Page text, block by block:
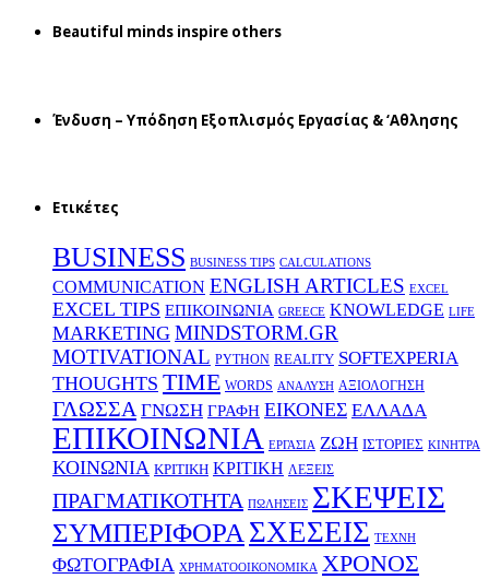
Beautiful minds inspire others
Ένδυση – Υπόδηση Εξοπλισμός Εργασίας & ‘Aθλησης
Ετικέτες
BUSINESS BUSINESS TIPS CALCULATIONS
COMMUNICATION ENGLISH ARTICLES EXCEL
EXCEL TIPS EΠΙΚΟΙΝΩΝΙΑ GREECE KNOWLEDGE LIFE
MARKETING MINDSTORM.GR
MOTIVATIONAL PYTHON REALITY SOFTEXPERIA
THOUGHTS TIME WORDS ΑΝΑΛΥΣΗ ΑΞΙΟΛΟΓΗΣΗ
ΓΛΩΣΣΑ ΓΝΩΣΗ ΓΡΑΦΗ ΕΙΚΟΝΕΣ ΕΛΛΑΔΑ
ΕΠΙΚΟΙΝΩΝΙΑ ΕΡΓΑΣΙΑ ΖΩΗ ΙΣΤΟΡΙΕΣ ΚΙΝΗΤΡΑ
ΚΟΙΝΩΝΙΑ ΚΡΙΤΙΚΗ ΚΡΙΤΙΚΗ ΛΕΞΕΙΣ
ΠΡΑΓΜΑΤΙΚΟΤΗΤΑ ΠΩΛΗΣΕΙΣ ΣΚΕΨΕΙΣ
ΣΥΜΠΕΡΙΦΟΡΑΣΧΕΣΕΙΣ ΤΕΧΝΗ
ΦΩΤΟΓΡΑΦΙΑ ΧΡΗΜΑΤΟΟΙΚΟΝΟΜΙΚΑ ΧΡΟΝΟΣ